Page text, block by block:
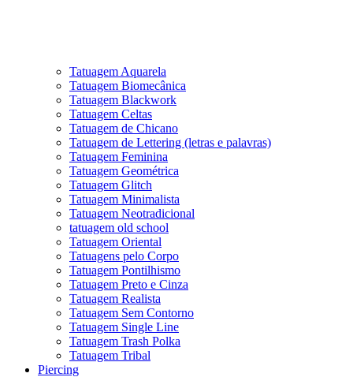
Tatuagem Aquarela
Tatuagem Biomecânica
Tatuagem Blackwork
Tatuagem Celtas
Tatuagem de Chicano
Tatuagem de Lettering (letras e palavras)
Tatuagem Feminina
Tatuagem Geométrica
Tatuagem Glitch
Tatuagem Minimalista
Tatuagem Neotradicional
tatuagem old school
Tatuagem Oriental
Tatuagens pelo Corpo
Tatuagem Pontilhismo
Tatuagem Preto e Cinza
Tatuagem Realista
Tatuagem Sem Contorno
Tatuagem Single Line
Tatuagem Trash Polka
Tatuagem Tribal
Piercing